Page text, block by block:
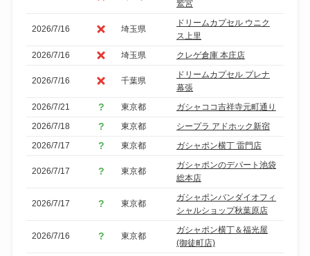
鷲宮
2026/7/16 埼玉県
ドリームカプセル ウニク
ス上里
2026/7/16
埼玉県 クレゲ倉庫 本庄店
2026/7/16 千葉県
ドリームカプセル プレナ
幕張
2026/7/21
東京都
ガシャココ吉祥寺元町通り
2026/7/18
東京都
シープラ アドホック新宿
2026/7/17
東京都 ガシャポン横丁 雷門店
2026/7/17 東京都
ガシャポンのデパート池袋
総本店
2026/7/17 東京都
ガシャポンバンダイオフィ
シャルショップ秋葉原店
2026/7/16 東京都
ガシャポン横丁＆福光屋
(御徒町店)